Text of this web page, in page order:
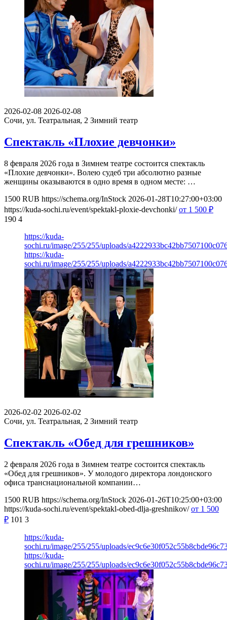
2026-02-08 2026-02-08
Сочи, ул. Театральная, 2 Зимний театр
Спектакль «Плохие девчонки»
8 февраля 2026 года в Зимнем театре состоится спектакль
«Плохие девчонки». Волею судеб три абсолютно разные
женщины оказываются в одно время в одном месте: …
1500 RUB https://schema.org/InStock 2026-01-28T10:27:00+03:00
https://kuda-sochi.ru/event/spektakl-ploxie-devchonki/ от 1 500 ₽
190 4
https://kuda-
sochi.ru/image/255/255/uploads/
https://kuda-
sochi.ru/image/255/255/uploads/
2026-02-02 2026-02-02
Сочи, ул. Театральная, 2 Зимний театр
Спектакль «Обед для грешников»
2 февраля 2026 года в Зимнем театре состоится спектакль
«Обед для грешников». У молодого директора лондонского
офиса транснациональной компании…
1500 RUB https://schema.org/InStock 2026-01-26T10:25:00+03:00
https://kuda-sochi.ru/event/spektakl-obed-dlja-greshnikov/ от 1 500
₽ 101 3
https://kuda-
sochi.ru/image/255/255/uploads/
https://kuda-
sochi.ru/image/255/255/uploads/